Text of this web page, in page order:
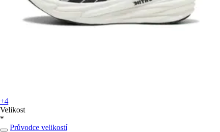
+4
Velikost
*
Průvodce velikostí